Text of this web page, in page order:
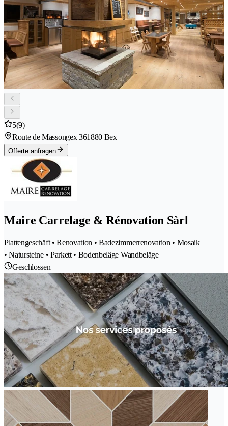
5(9)
Route de Massongex 361880 Bex
Offerte anfragen
Maire Carrelage & Rénovation Sàrl
Plattengeschäft • Renovation • Badezimmerrenovation • Mosaik
• Natursteine • Parkett • Bodenbeläge Wandbeläge
Geschlossen